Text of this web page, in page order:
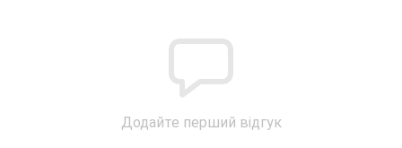
Додайте перший відгук